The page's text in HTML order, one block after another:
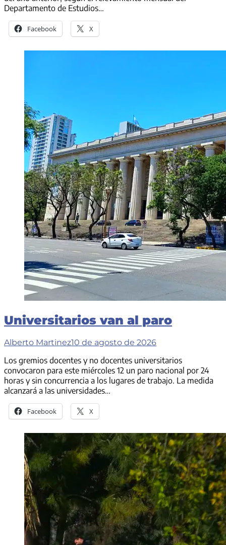
Departamento de Estudios…
Facebook X
Universitarios van al paro
Alberto Martinez10 de agosto de 2026
Los gremios docentes y no docentes universitarios
convocaron para este miércoles 12 un paro nacional por 24
horas y sin concurrencia a los lugares de trabajo. La medida
alcanzará a las universidades…
Facebook X